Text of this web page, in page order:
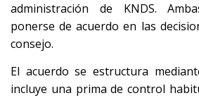
administración de KNDS.
ponerse de acuerdo en las
consejo.
El acuerdo se estructura
incluye una prima de control